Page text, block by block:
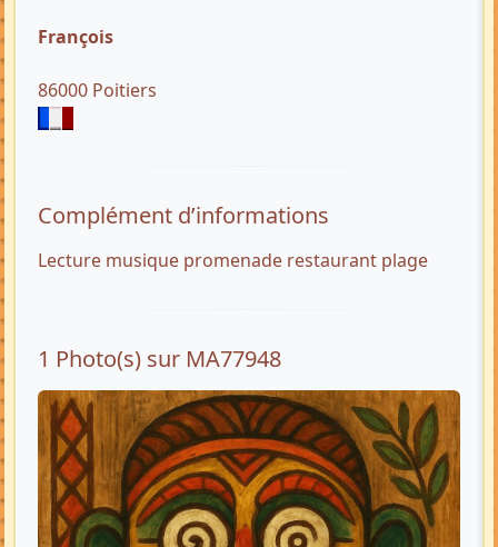
François
86000 Poitiers
Complément d’informations
Lecture musique promenade restaurant plage
1 Photo(s) sur MA77948